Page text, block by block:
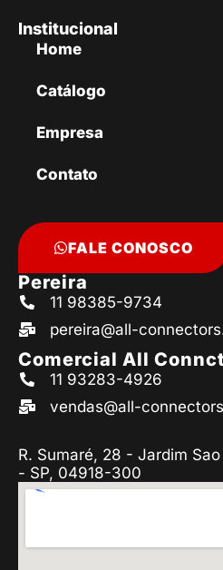
Institucional
Home
Catálogo
Empresa
Contato
FALE CONOSCO
Pereira
11 98385-9734
pereira@all-
Comercial All
11 93283-4926
vendas@all-
R. Sumaré, 28 - Jardim
- SP, 04918-300